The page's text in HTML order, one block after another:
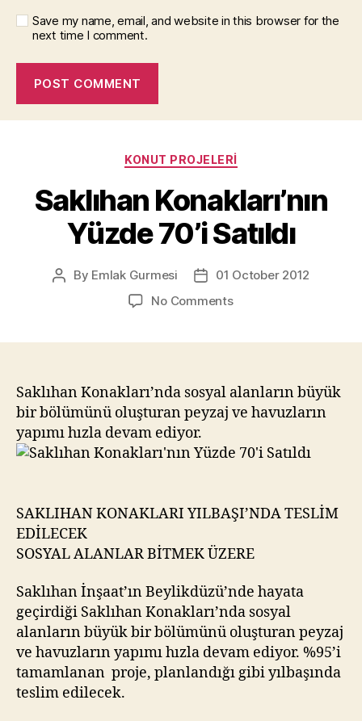
Save my name, email, and website in this browser for the
next time I comment.
Categories
KONUT PROJELERI
Saklıhan Konakları’nın
Yüzde 70’i Satıldı
Post
By Emlak Gurmesi
Post01 October 2012
No Commentson
Satıldı
Saklıhan Konakları’nda sosyal alanların büyük
bir bölümünü oluşturan peyzaj ve havuzların
yapımı hızla devam ediyor.
SAKLIHAN KONAKLARI YILBAŞI’NDA TESLİM
EDİLECEK
SOSYAL ALANLAR BİTMEK ÜZERE
Saklıhan İnşaat’ın Beylikdüzü’nde hayata
geçirdiği Saklıhan Konakları’nda sosyal
alanların büyük bir bölümünü oluşturan peyzaj
ve havuzların yapımı hızla devam ediyor. %95’i
tamamlanan proje, planlandığı gibi yılbaşında
teslim edilecek.